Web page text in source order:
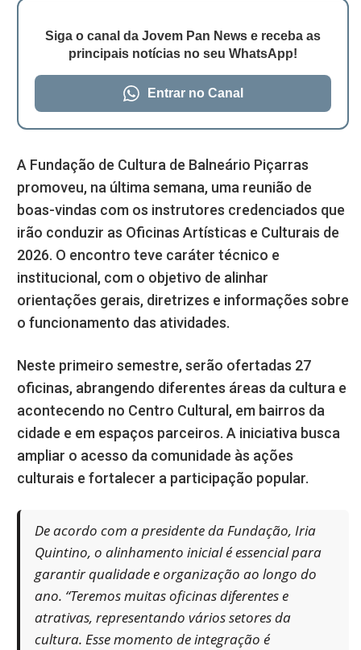
Siga o canal da Jovem Pan News e receba as
principais notícias no seu WhatsApp!
Entrar no Canal
A Fundação de Cultura de Balneário Piçarras
promoveu, na última semana, uma reunião de
boas-vindas com os instrutores credenciados que
irão conduzir as Oficinas Artísticas e Culturais de
2026. O encontro teve caráter técnico e
institucional, com o objetivo de alinhar
orientações gerais, diretrizes e informações sobre
o funcionamento das atividades.
Neste primeiro semestre, serão ofertadas 27
oficinas, abrangendo diferentes áreas da cultura e
acontecendo no Centro Cultural, em bairros da
cidade e em espaços parceiros. A iniciativa busca
ampliar o acesso da comunidade às ações
culturais e fortalecer a participação popular.
De acordo com a presidente da Fundação, Iria
Quintino, o alinhamento inicial é essencial para
garantir qualidade e organização ao longo do
ano. “Teremos muitas oficinas diferentes e
atrativas, representando vários setores da
cultura. Esse momento de integração é